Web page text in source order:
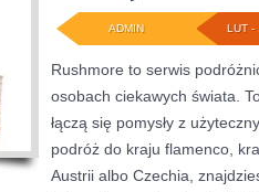
LUT -
ADMIN
Rushmore to serwis
osobach ciekawych świata.
łączą się pomysły z
podróż do kraju flamenco,
Austrii albo Czechia,